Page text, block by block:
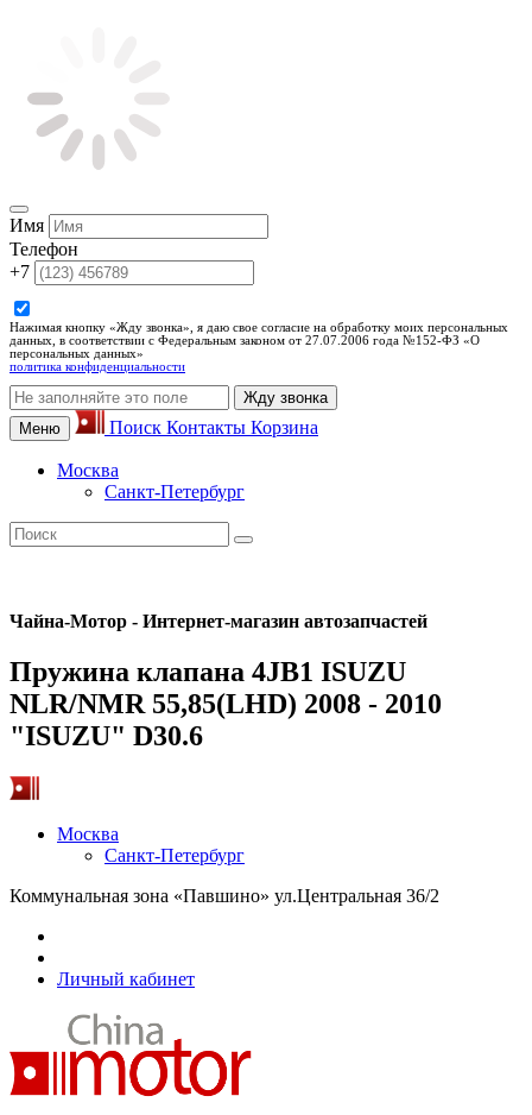
Имя
Телефон
+7
Нажимая кнопку «Жду звонка», я даю свое согласие на обработку моих персональных
данных, в соответствии с Федеральным законом от 27.07.2006 года №152-ФЗ «О
персональных данных»
политика конфиденциальности
Жду звонка
Меню
Поиск Контакты Корзина
Москва
Санкт-Петербург
Чайна-Мотор - Интернет-магазин автозапчастей
Пружина клапана 4JB1 ISUZU
NLR/NMR 55,85(LHD) 2008 - 2010
"ISUZU" D30.6
Москва
Санкт-Петербург
Коммунальная зона «Павшино» ул.Центральная 36/2
Личный кабинет